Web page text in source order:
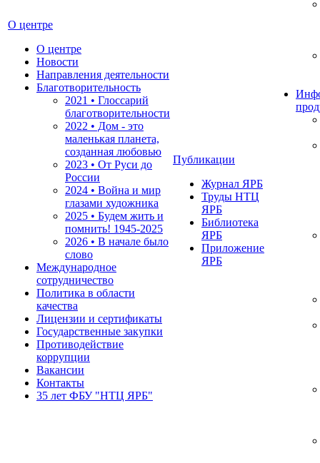
О центре
О центре
Новости
Направления деятельности
Благотворительность
2021 • Глоссарий
благотворительности
2022 • Дом - это
маленькая планета,
созданная любовью
2023 • От Руси до
России
2024 • Война и мир
глазами художника
2025 • Будем жить и
помнить! 1945-2025
2026 • В начале было
слово
Международное
сотрудничество
Политика в области
качества
Лицензии и сертификаты
Государственные закупки
Противодействие
коррупции
Вакансии
Контакты
35 лет ФБУ "НТЦ ЯРБ"
Публикации
Журнал ЯРБ
Труды НТЦ
ЯРБ
Библиотека
ЯРБ
Приложение
ЯРБ